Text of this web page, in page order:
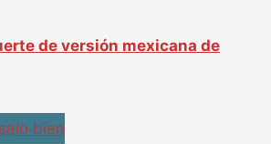
de versión mexicana de